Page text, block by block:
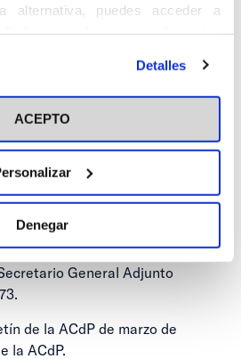
alternativa, puedes acceder a
y cambiar tus preferencias
Para más información puedes
Cookies
Detalles
ACEPTO
Denegar
Carlos. Cercedilla,
el Cuerpo Jurídico Militar,
Sindical. En
y Suplente de Delitos
de Derecho Penal
de Madrid.
de P desde 1968, y
General Adjunto
de la ACdP de marzo de
la ACdP.